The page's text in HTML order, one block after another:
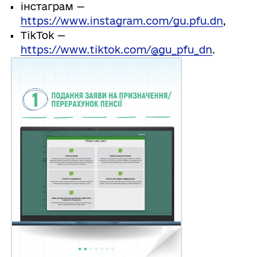
iнстаграм —
https://www.instagram.com/gu.pfu.dn,
TikTok —
https://www.tiktok.com/@gu_pfu_dn.